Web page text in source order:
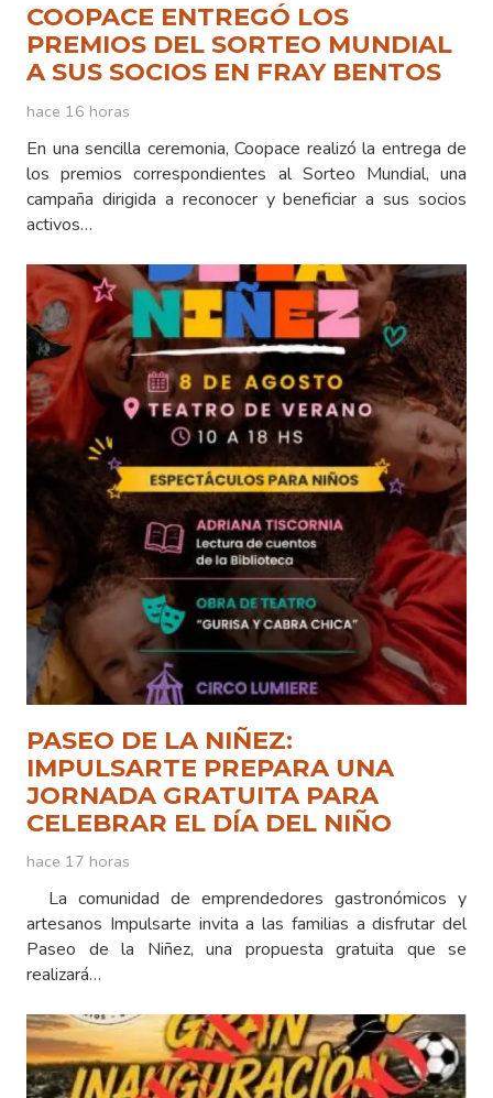
COOPACE ENTREGÓ LOS
PREMIOS DEL SORTEO MUNDIAL
A SUS SOCIOS EN FRAY BENTOS
hace 16 horas
En una sencilla ceremonia, Coopace realizó la entrega de
los premios correspondientes al Sorteo Mundial, una
campaña dirigida a reconocer y beneficiar a sus socios
activos…
PASEO DE LA NIÑEZ:
IMPULSARTE PREPARA UNA
JORNADA GRATUITA PARA
CELEBRAR EL DÍA DEL NIÑO
hace 17 horas
La comunidad de emprendedores gastronómicos y
artesanos Impulsarte invita a las familias a disfrutar del
Paseo de la Niñez, una propuesta gratuita que se
realizará…